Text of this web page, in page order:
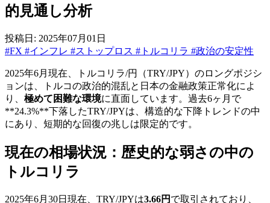
的見通し分析
投稿日: 2025年07月01日
#FX #インフレ #ストップロス #トルコリラ #政治の安定性
2025年6月現在、トルコリラ/円（TRY/JPY）のロングポジシ
ョンは、トルコの政治的混乱と日本の金融政策正常化によ
り、 極めて困難な環境に直面しています。過去6ヶ月で
**24.3%**下落したTRY/JPYは、構造的な下降トレンドの中
にあり、短期的な回復の兆しは限定的です。
現在の相場状況：歴史的な弱さの中の
トルコリラ
2025年6月30日現在、TRY/JPYは3.66円 で取引されており、